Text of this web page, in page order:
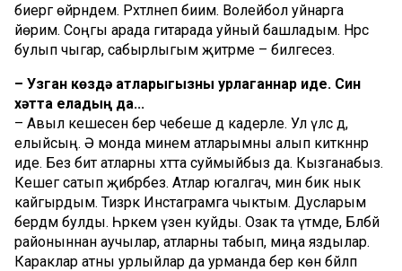
биергә өйрәндем. Рәхәтләнеп биим. Волейбол уйнарга
йөрим. Соңгы арада гитарада уйный башладым. Нәрсә
булып чыгар, сабырлыгым җитәрме – билгесез.
– Узган көздә атларыгызны урлаганнар иде. Син
хәтта еладың да...
– Авыл кешесенә бер чебеше дә кадерле. Ул үлсә дә,
елыйсың. Ә монда минем атларымны алып киткәннәр
иде. Без бит атларны хәтта суймыйбыз да. Кызганабыз.
Кешегә сатып җибәрәбез. Атлар югалгач, мин бик нык
кайгырдым. Тизрәк Инстаграмга чыктым. Дусларым
бердәм булды. Һәркем үзенә куйды. Озак та үтмәде, Бәләбәй
районыннан аучылар, атларны табып, миңа яздылар.
Караклар атны урлыйлар да урманда бер көн бәйләп